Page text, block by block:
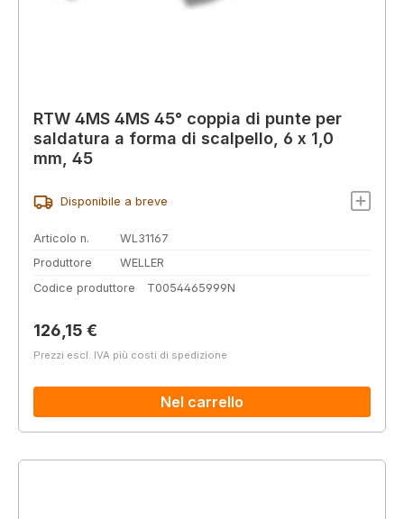
RTW 4MS 4MS 45° coppia di punte per
saldatura a forma di scalpello, 6 x 1,0
mm, 45
Disponibile a breve
Articolo n.
WL31167
Produttore
WELLER
Codice produttore
T0054465999N
Prezzo normale:
126,15 €
Prezzi escl. IVA più costi di spedizione
Nel carrello